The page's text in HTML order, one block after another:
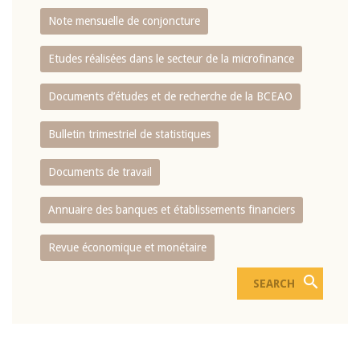
Note mensuelle de conjoncture
Etudes réalisées dans le secteur de la microfinance
Documents d’études et de recherche de la BCEAO
Bulletin trimestriel de statistiques
Documents de travail
Annuaire des banques et établissements financiers
Revue économique et monétaire